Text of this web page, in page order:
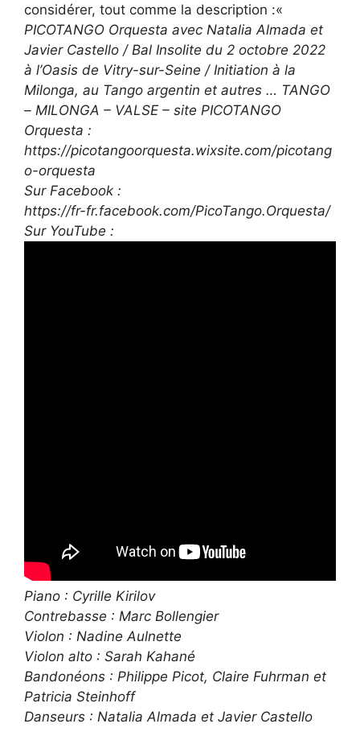
considérer, tout comme la description :«
PICOTANGO Orquesta avec Natalia Almada et
Javier Castello / Bal Insolite du 2 octobre 2022
à l’Oasis de Vitry-sur-Seine / Initiation à la
Milonga, au Tango argentin et autres … TANGO
– MILONGA – VALSE – site PICOTANGO
Orquesta :
https://picotangoorquesta.wixsite.com/picotang
o-orquesta
Sur Facebook :
https://fr-fr.facebook.com/PicoTango.Orquesta/
Sur YouTube :
Piano : Cyrille Kirilov
Contrebasse : Marc Bollengier
Violon : Nadine Aulnette
Violon alto : Sarah Kahané
Bandonéons : Philippe Picot, Claire Fuhrman et
Patricia Steinhoff
Danseurs : Natalia Almada et Javier Castello